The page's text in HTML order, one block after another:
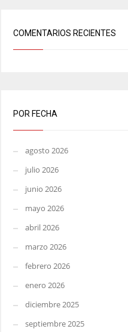
COMENTARIOS RECIENTES
POR FECHA
agosto 2026
julio 2026
junio 2026
mayo 2026
abril 2026
marzo 2026
febrero 2026
enero 2026
diciembre 2025
septiembre 2025